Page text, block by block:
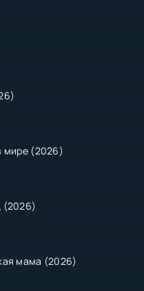
мире (2026)
(2026)
мама (2026)